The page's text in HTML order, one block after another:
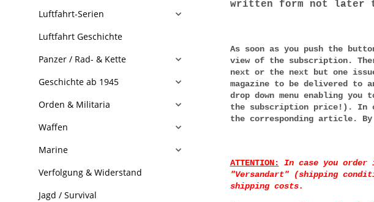
written form not later
As soon as you push the
view of the subscription.
next or the next but one
magazine to be delivered to
drop down menu enabling
the subscription price!). In
the corresponding article.
ATTENTION: In case you
"Versandart" (shipping
shipping costs.
Luftfahrt-Serien
Luftfahrt Geschichte
Panzer / Rad- & Kette
Geschichte ab 1945
Orden & Militaria
Waffen
Marine
Verfolgung & Widerstand
Jagd / Survival